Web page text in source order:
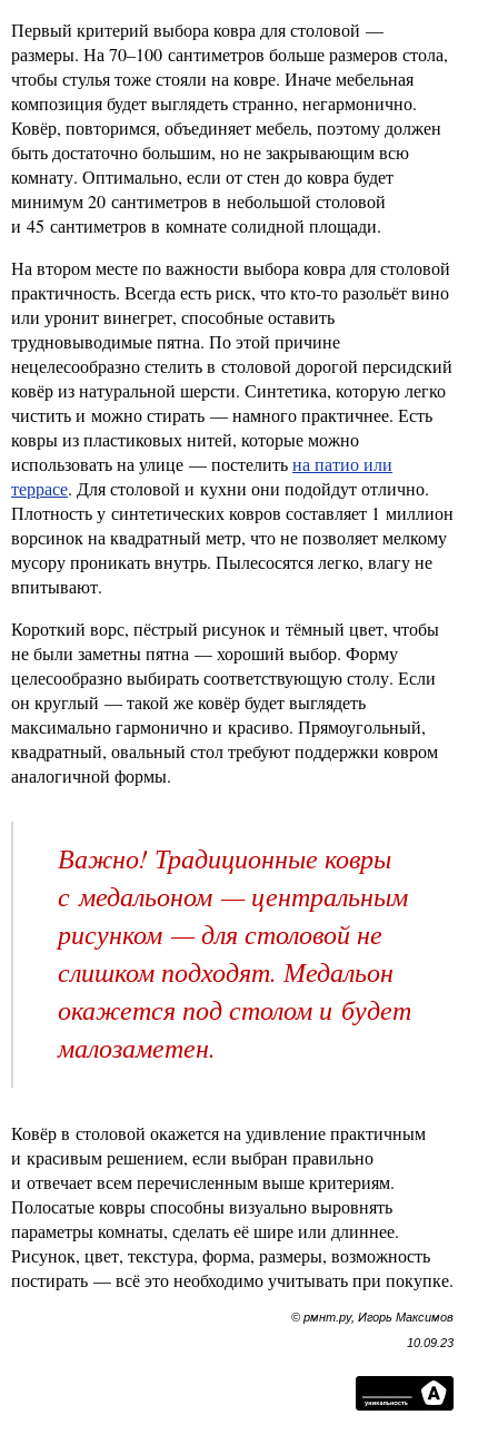
Первый критерий выбора ковра для столовой —
размеры. На 70–100 сантиметров больше размеров стола,
чтобы стулья тоже стояли на ковре. Иначе мебельная
композиция будет выглядеть странно, негармонично.
Ковёр, повторимся, объединяет мебель, поэтому должен
быть достаточно большим, но не закрывающим всю
комнату. Оптимально, если от стен до ковра будет
минимум 20 сантиметров в небольшой столовой
и 45 сантиметров в комнате солидной площади.
На втором месте по важности выбора ковра для столовой
практичность. Всегда есть риск, что кто-то разольёт вино
или уронит винегрет, способные оставить
трудновыводимые пятна. По этой причине
нецелесообразно стелить в столовой дорогой персидский
ковёр из натуральной шерсти. Синтетика, которую легко
чистить и можно стирать — намного практичнее. Есть
ковры из пластиковых нитей, которые можно
использовать на улице — постелитьна патио или
террасе. Для столовой и кухни они подойдут отлично.
Плотность у синтетических ковров составляет 1 миллион
ворсинок на квадратный метр, что не позволяет мелкому
мусору проникать внутрь. Пылесосятся легко, влагу не
впитывают.
Короткий ворс, пёстрый рисунок и тёмный цвет, чтобы
не были заметны пятна — хороший выбор. Форму
целесообразно выбирать соответствующую столу. Если
он круглый — такой же ковёр будет выглядеть
максимально гармонично и красиво. Прямоугольный,
квадратный, овальный стол требуют поддержки ковром
аналогичной формы.
Важно! Традиционные ковры
с медальоном — центральным
рисунком — для столовой не
слишком подходят. Медальон
окажется под столом и будет
малозаметен.
Ковёр в столовой окажется на удивление практичным
и красивым решением, если выбран правильно
и отвечает всем перечисленным выше критериям.
Полосатые ковры способны визуально выровнять
параметры комнаты, сделать её шире или длиннее.
Рисунок, цвет, текстура, форма, размеры, возможность
постирать — всё это необходимо учитывать при покупке.
© рмнт.ру, Игорь Максимов
10.09.23